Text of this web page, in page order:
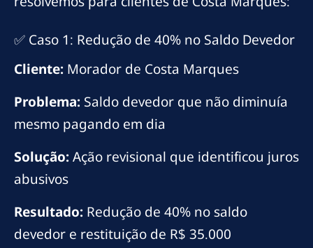
✅ Caso 1: Redução de 40% no Saldo Devedor
Cliente: Morador de Costa Marques
Problema: Saldo devedor que não diminuía
mesmo pagando em dia
Solução:Ação revisional que identificou juros
abusivos
Resultado: Redução de 40% no saldo
devedor e restituição de R$ 35.000